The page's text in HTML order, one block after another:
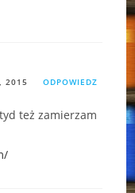
2015 ODPOWIEDZ
też zamierzam